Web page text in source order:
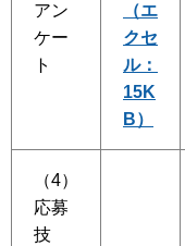
アン
ケー
ト
（エ
クセ
ル：
15K
B）
（4）
応募
技